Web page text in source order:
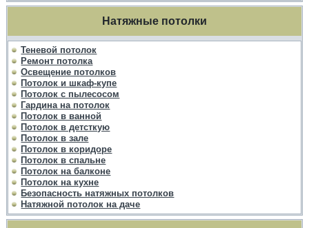
Натяжные потолки
Теневой потолок
Ремонт потолка
Освещение потолков
Потолок и шкаф-купе
Потолок с пылесосом
Гардина на потолок
Потолок в ванной
Потолок в детсткую
Потолок в зале
Потолок в коридоре
Потолок в спальне
Потолок на балконе
Потолок на кухне
Безопасность натяжных потолков
Натяжной потолок на даче